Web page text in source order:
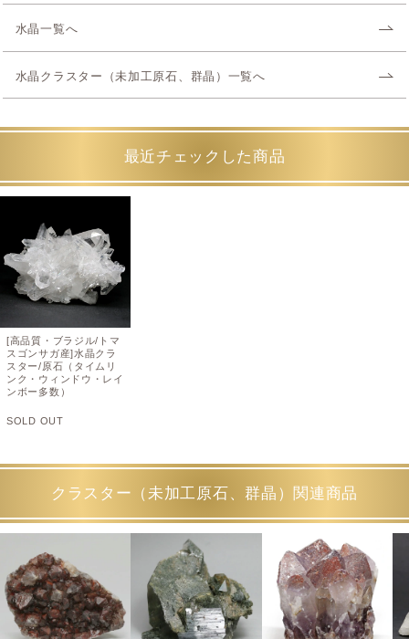
水晶一覧へ
水晶クラスター（未加工原石、群晶）一覧へ
最近チェックした商品
[高品質・ブラジル/トマ
スゴンサガ産]水晶クラ
スター/原石（タイムリ
ンク・ウィンドウ・レイ
ンボー多数）
SOLD OUT
クラスター（未加工原石、群晶）関連商品